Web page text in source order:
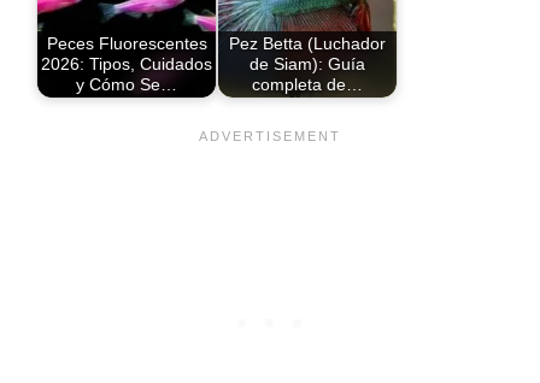
Peces Fluorescentes
2026: Tipos, Cuidados
y Cómo Se…
Pez Betta (Luchador
de Siam): Guía
completa de…